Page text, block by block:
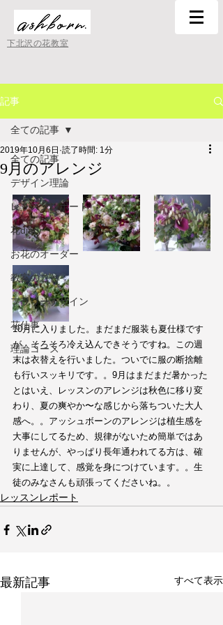
下北沢の花教室
記事
全ての記事
デザイン理論
レッスンレポート
花diary
お花のオーダー
教室のこと
フラワーデザイン
花仕事
理論コース
全ての記事
9月のアレンジ
2019年10月6日 読了時間: 1分
10月に入りました。まだまだ服装も夏仕様です
が、そろそろ冷え込んできそうですね。この週
末は衣替えを行いました。ついでに服の断捨離
も行いスッキリです。。9月はまだまだ暑かった
とはいえ、レッスンのアレンジは秋色に移り変
わり、夏の爽やか〜な感じから落ちついた大人
感へ。。アッシュボーンのアレンジは植生感を
大事にしてるため、規律がないため簡単ではあ
りませんが、やっぱり長年通われてる方は、確
実に上達して、感覚を身につけています。。生
徒のみなさんも頑張ってくださいね。。
レッスンレポート
最新記事 すべて表示